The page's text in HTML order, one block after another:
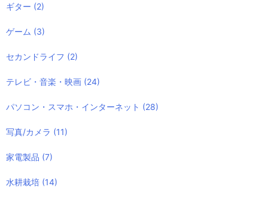
ギター (2)
ゲーム (3)
セカンドライフ (2)
テレビ・音楽・映画 (24)
パソコン・スマホ・インターネット (28)
写真/カメラ (11)
家電製品 (7)
水耕栽培 (14)